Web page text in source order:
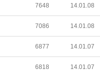
7648 14.01.08
7086 14.01.08
6877 14.01.07
6818 14.01.07